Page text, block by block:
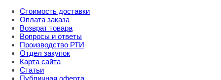
Стоимость доставки
Оплата заказа
Возврат товара
Вопросы и ответы
Производство РТИ
Отдел закупок
Карта сайта
Статьи
Публичная оферта